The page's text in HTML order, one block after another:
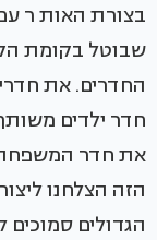
בצורת האות ר
שבוטל בקומת
החדרים. את
חדר ילדים
את חדר המשפחה
הזה הצלחנו
הגדולים